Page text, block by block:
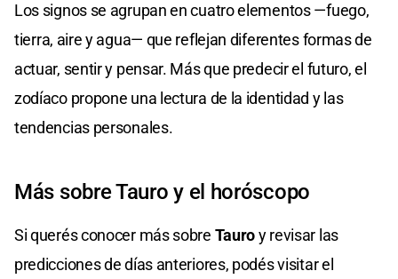
Los signos se agrupan en cuatro elementos —fuego,
tierra, aire y agua— que reflejan diferentes formas de
actuar, sentir y pensar. Más que predecir el futuro, el
zodíaco propone una lectura de la identidad y las
tendencias personales.
Más sobre Tauro y el horóscopo
Si querés conocer más sobre Tauroy revisar las
predicciones de días anteriores, podés visitar el